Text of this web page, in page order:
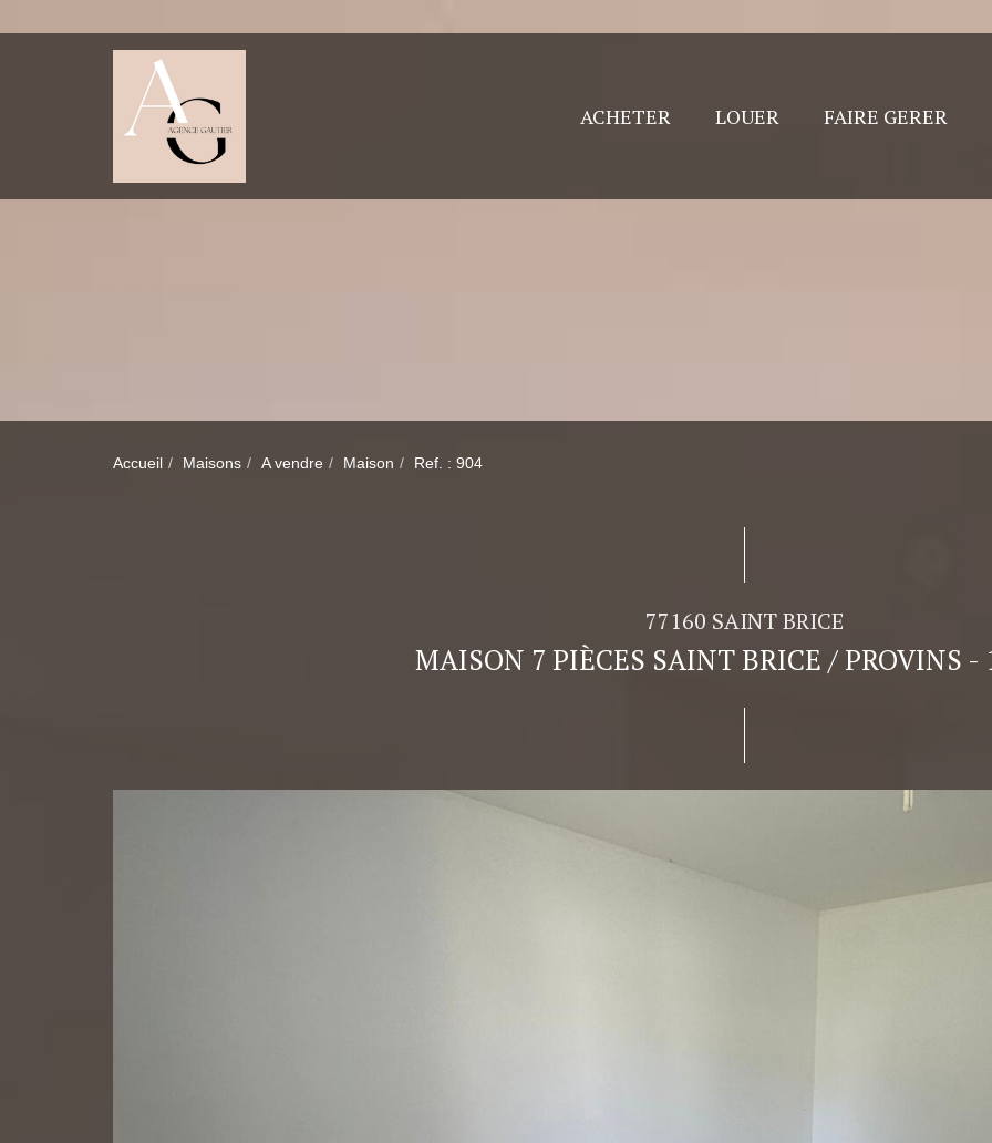
ACHETER LOUER FAIRE GERER
Accueil Maisons A vendre Maison Ref. : 904
77160 SAINT BRICE
MAISON 7 PIÈCES SAINT BRICE / PROVINS -